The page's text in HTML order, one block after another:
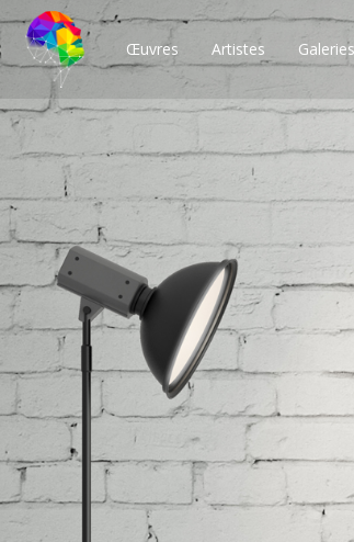
Œuvres Artistes Galeries